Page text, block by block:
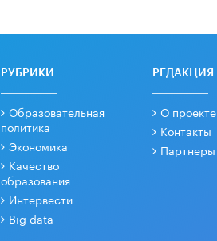
РУБРИКИ
Образовательная
политика
Экономика
Качество
образования
Интервести
Big data
РЕДАКЦИЯ
О проекте
Контакты
Партнеры